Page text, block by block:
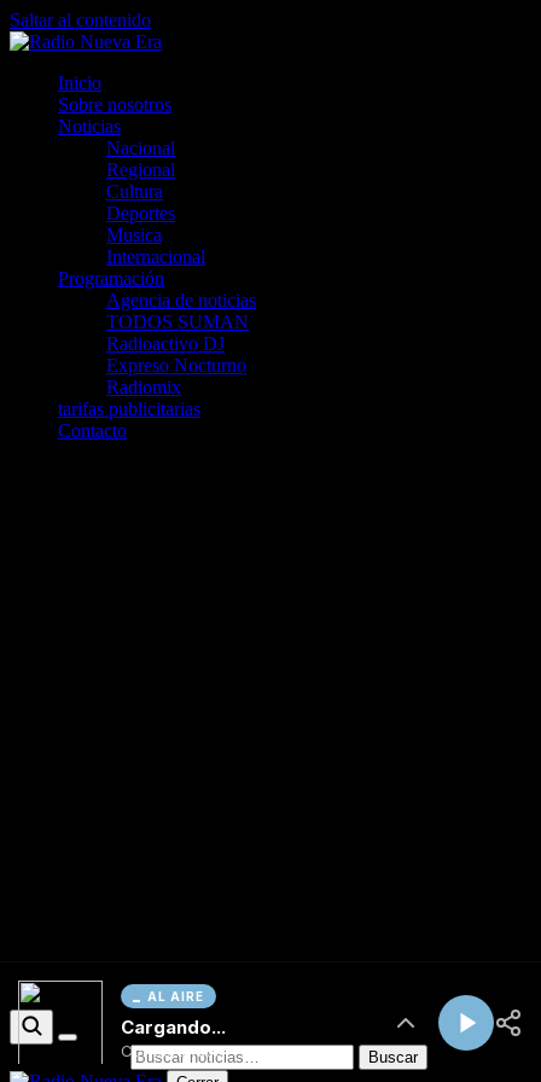
AL AIRE
Cargando...
Conectando...